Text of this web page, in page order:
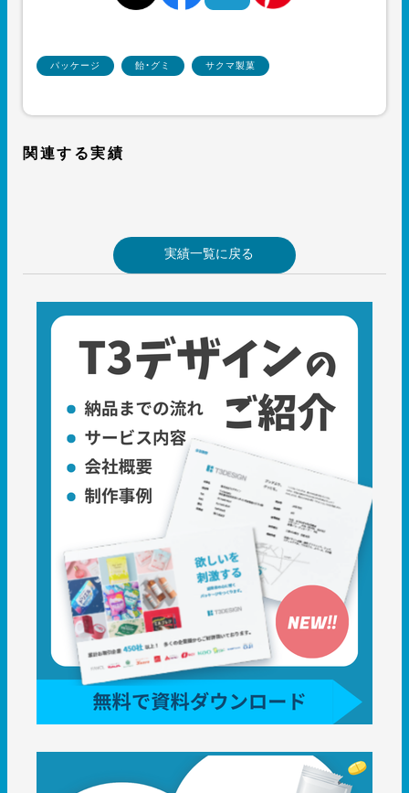
パッケージ 飴・グミ サクマ製菓
関連する実績
実績一覧に戻る